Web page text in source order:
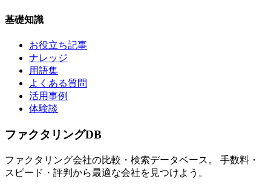
基礎知識
お役立ち記事
ナレッジ
用語集
よくある質問
活用事例
体験談
ファクタリングDB
ファクタリング会社の比較・検索データベース。 手数料・
スピード・評判から最適な会社を見つけよう。